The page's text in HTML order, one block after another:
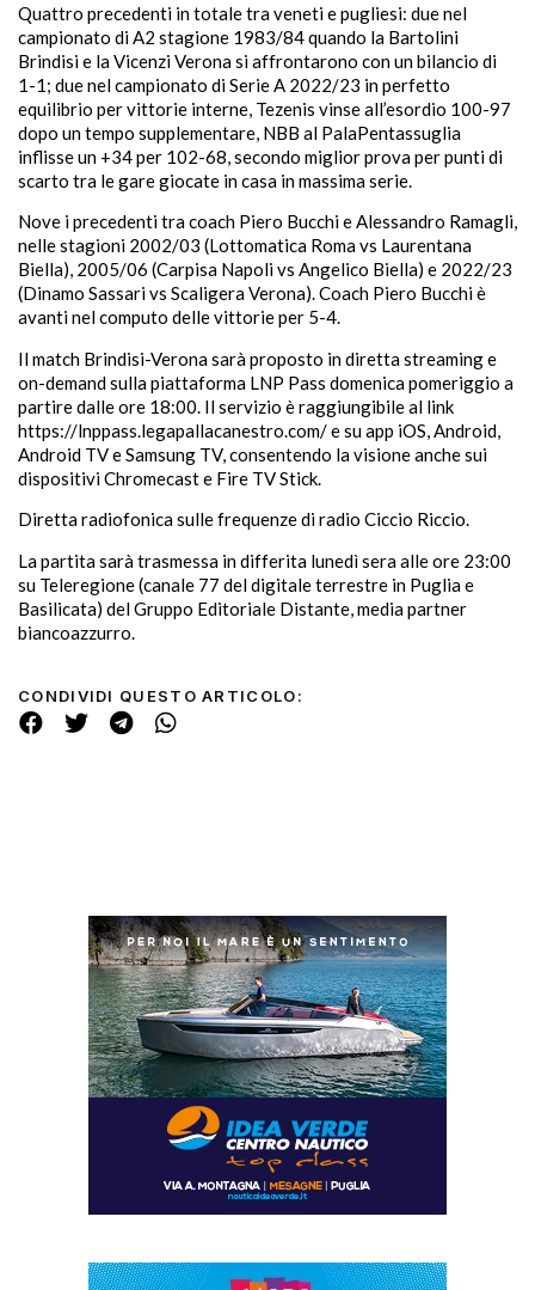
Quattro precedenti in totale tra veneti e pugliesi: due nel
campionato di A2 stagione 1983/84 quando la Bartolini
Brindisi e la Vicenzi Verona si affrontarono con un bilancio di
1-1; due nel campionato di Serie A 2022/23 in perfetto
equilibrio per vittorie interne, Tezenis vinse all’esordio 100-97
dopo un tempo supplementare, NBB al PalaPentassuglia
inflisse un +34 per 102-68, secondo miglior prova per punti di
scarto tra le gare giocate in casa in massima serie.
Nove i precedenti tra coach Piero Bucchi e Alessandro Ramagli,
nelle stagioni 2002/03 (Lottomatica Roma vs Laurentana
Biella), 2005/06 (Carpisa Napoli vs Angelico Biella) e 2022/23
(Dinamo Sassari vs Scaligera Verona). Coach Piero Bucchi è
avanti nel computo delle vittorie per 5-4.
Il match Brindisi-Verona sarà proposto in diretta streaming e
on-demand sulla piattaforma LNP Pass domenica pomeriggio a
partire dalle ore 18:00. Il servizio è raggiungibile al link
https://lnppass.legapallacanestro.com/ e su app iOS, Android,
Android TV e Samsung TV, consentendo la visione anche sui
dispositivi Chromecast e Fire TV Stick.
Diretta radiofonica sulle frequenze di radio Ciccio Riccio.
La partita sarà trasmessa in differita lunedì sera alle ore 23:00
su Teleregione (canale 77 del digitale terrestre in Puglia e
Basilicata) del Gruppo Editoriale Distante, media partner
biancoazzurro.
CONDIVIDI QUESTO ARTICOLO: